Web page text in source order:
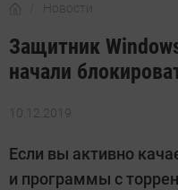
Новости
Защитник
начали
10.12.2019
Автор:
Киреев
Если вы активно
и программы с